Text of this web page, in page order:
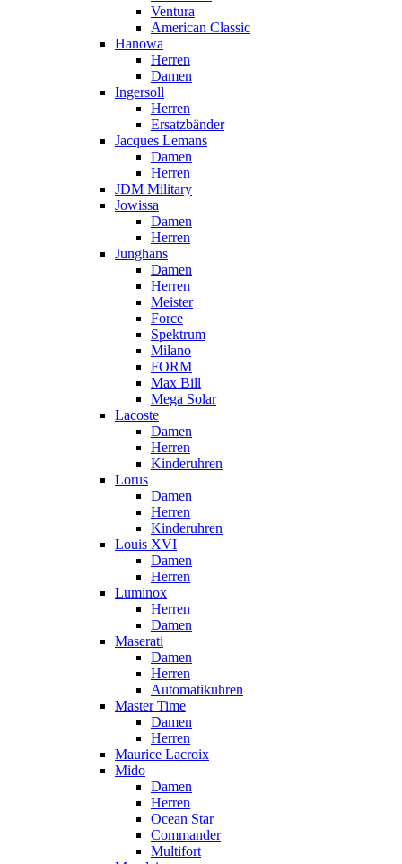
Ventura
American Classic
Hanowa
Herren
Damen
Ingersoll
Herren
Ersatzbänder
Jacques Lemans
Damen
Herren
JDM Military
Jowissa
Damen
Herren
Junghans
Damen
Herren
Meister
Force
Spektrum
Milano
FORM
Max Bill
Mega Solar
Lacoste
Damen
Herren
Kinderuhren
Lorus
Damen
Herren
Kinderuhren
Louis XVI
Damen
Herren
Luminox
Herren
Damen
Maserati
Damen
Herren
Automatikuhren
Master Time
Damen
Herren
Maurice Lacroix
Mido
Damen
Herren
Ocean Star
Commander
Multifort